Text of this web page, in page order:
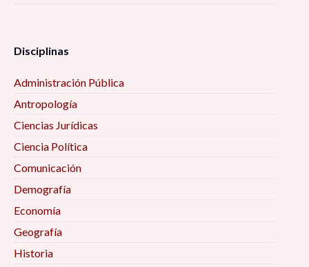
Disciplinas
Administración Pública
Antropología
Ciencias Jurídicas
Ciencia Política
Comunicación
Demografía
Economía
Geografía
Historia